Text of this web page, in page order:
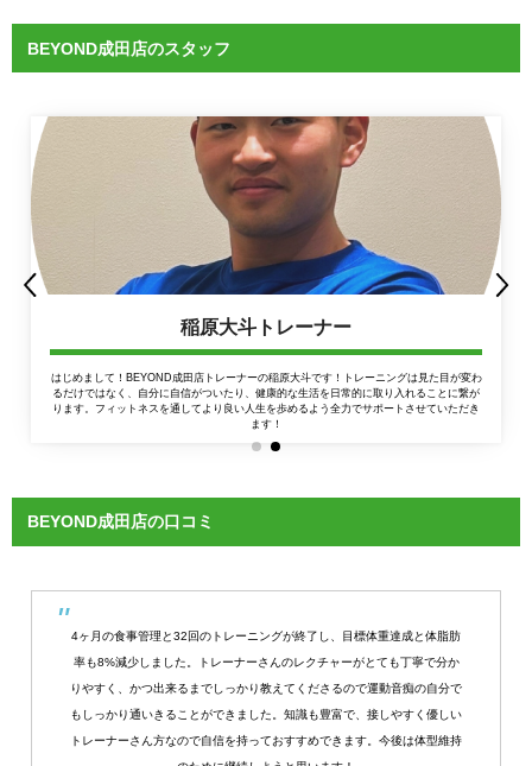
BEYOND成田店のスタッフ
稲原大斗トレーナー
はじめまして！BEYOND成田店トレーナーの稲原大斗です！トレーニングは見た目が変わ
るだけではなく、自分に自信がついたり、健康的な生活を日常的に取り入れることに繋が
ります。フィットネスを通してより良い人生を歩めるよう全力でサポートさせていただき
ます！
BEYOND成田店の口コミ
4ヶ月の食事管理と32回のトレーニングが終了し、目標体重達成と体脂肪
率も8%減少しました。トレーナーさんのレクチャーがとても丁寧で分か
りやすく、かつ出来るまでしっかり教えてくださるので運動音痴の自分で
もしっかり通いきることができました。知識も豊富で、接しやすく優しい
トレーナーさん方なので自信を持っておすすめできます。今後は体型維持